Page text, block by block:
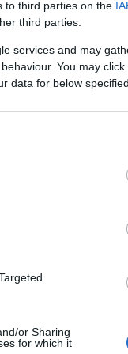
to third parties on the
third parties.
services and may
You may
data for below
or Sharing
for which it
vár!